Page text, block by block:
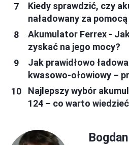
Kiedy sprawdzić, czy
naładowany za
Akumulator Ferrex -
zyskać na jego mocy?
Jak prawidłowo
kwasowo-ołowiowy –
Najlepszy wybór
124 – co warto